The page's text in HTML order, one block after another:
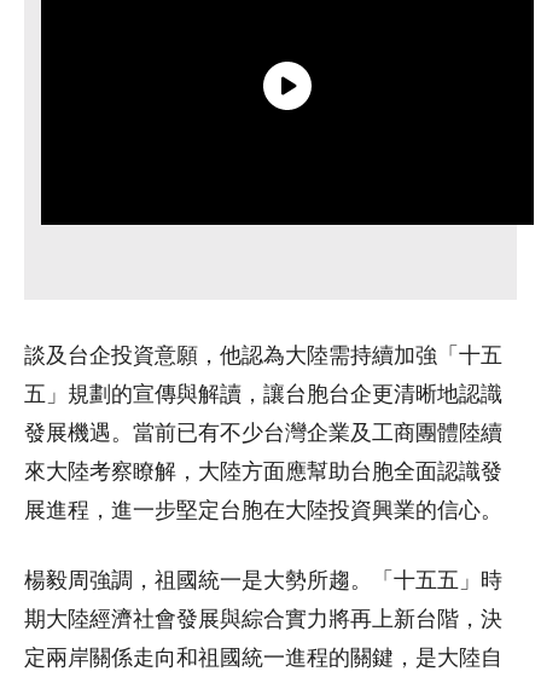
談及台企投資意願，他認為大陸需持續加強「十五
五」規劃的宣傳與解讀，讓台胞台企更清晰地認識
發展機遇。當前已有不少台灣企業及工商團體陸續
來大陸考察瞭解，大陸方面應幫助台胞全面認識發
展進程，進一步堅定台胞在大陸投資興業的信心。
楊毅周強調，祖國統一是大勢所趨。「十五五」時
期大陸經濟社會發展與綜合實力將再上新台階，決
定兩岸關係走向和祖國統一進程的關鍵，是大陸自